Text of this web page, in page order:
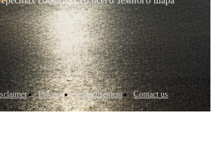
Privacy Advertisement Contact us